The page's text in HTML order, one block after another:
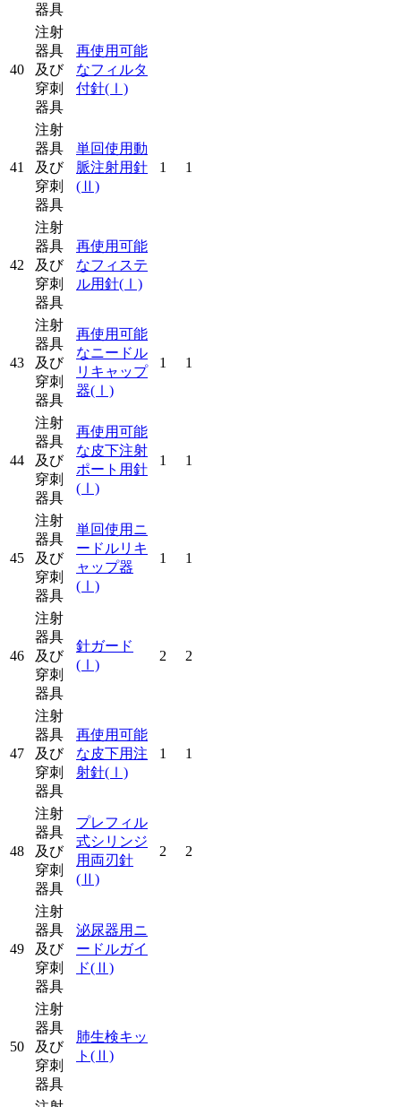
器具
40
注射
器具
及び
穿刺
器具
再使用可能
なフィルタ
付針(Ⅰ)
41
注射
器具
及び
穿刺
器具
単回使用動
脈注射用針
(Ⅱ)
1 1
42
注射
器具
及び
穿刺
器具
再使用可能
なフィステ
ル用針(Ⅰ)
43
注射
器具
及び
穿刺
器具
再使用可能
なニードル
リキャップ
器(Ⅰ)
1 1
44
注射
器具
及び
穿刺
器具
再使用可能
な皮下注射
ポート用針
(Ⅰ)
1 1
45
注射
器具
及び
穿刺
器具
単回使用ニ
ードルリキ
ャップ器
(Ⅰ)
1 1
46
注射
器具
及び
穿刺
器具
針ガード
(Ⅰ)
2 2
47
注射
器具
及び
穿刺
器具
再使用可能
な皮下用注
射針(Ⅰ)
1 1
48
注射
器具
及び
穿刺
器具
プレフィル
式シリンジ
用両刃針
(Ⅱ)
2 2
49
注射
器具
及び
穿刺
器具
泌尿器用ニ
ードルガイ
ド(Ⅱ)
50
注射
器具
及び
穿刺
器具
肺生検キッ
ト (Ⅱ)